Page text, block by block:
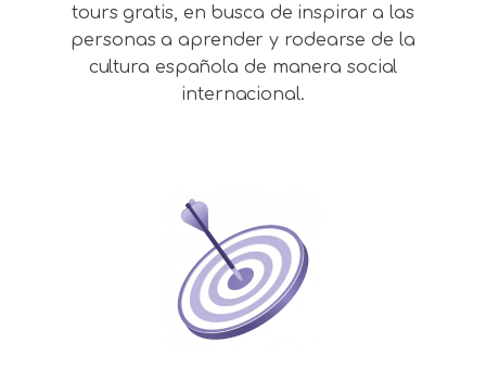
tours gratis, en busca de inspirar a las
personas a aprender y rodearse de la
cultura española de manera social
internacional.